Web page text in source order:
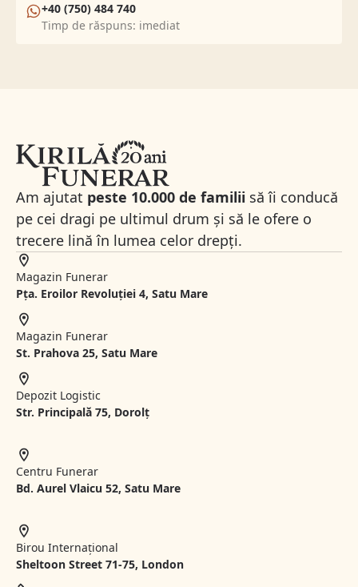
+40 (750) 484 740
Timp de răspuns: imediat
Am ajutat peste 10.000 de familii să îi conducă
pe cei dragi pe ultimul drum și să le ofere o
trecere lină în lumea celor drepți.
Magazin Funerar
Pța. Eroilor Revoluției 4, Satu Mare
Magazin Funerar
St. Prahova 25, Satu Mare
Depozit Logistic
Str. Principală 75, Dorolț
Centru Funerar
Bd. Aurel Vlaicu 52, Satu Mare
Birou Internațional
Sheltoon Street 71-75, London